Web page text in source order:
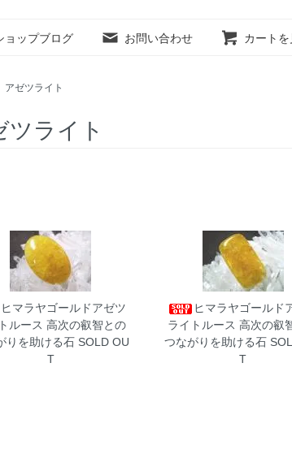
ョップブログ お問い合わせ カートを
アゼツライト
ツライト
ヒマラヤゴールドアゼツ
ルース 高次の叡智との
りを助ける石 SOLD OU
T
ヒマラヤゴールド
ライトルース 高次の叡
つながりを助ける石
T